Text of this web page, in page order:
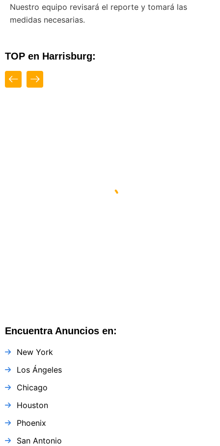
TOP en Harrisburg:
Encuentra Anuncios en:
New York
Los Ángeles
Chicago
Houston
Phoenix
San Antonio
Nuestro equipo revisará el reporte y tomará las
medidas necesarias.